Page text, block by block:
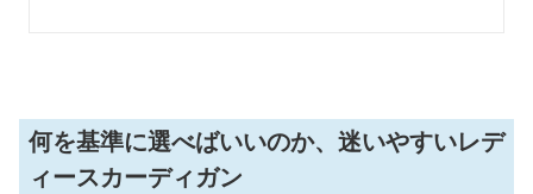
何を基準に選べばいいのか、迷いやすいレデ
ィースカーディガン